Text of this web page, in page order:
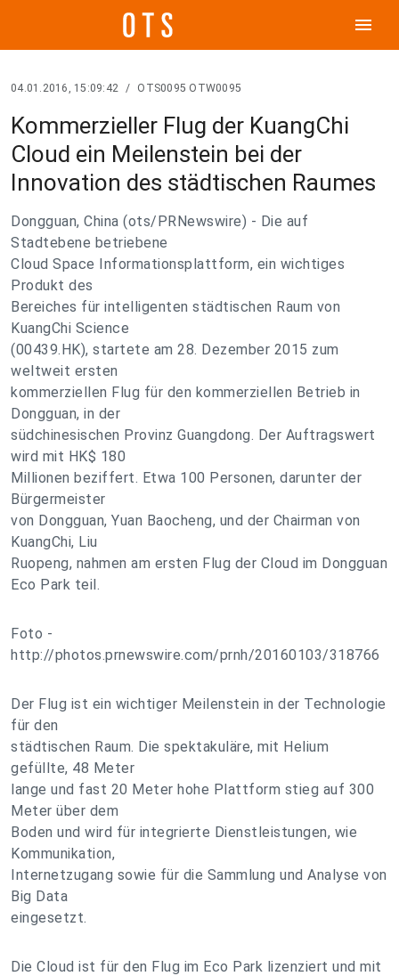
menu
04.01.2016, 15:09:42 / OTS0095 OTW0095
Kommerzieller Flug der KuangChi
Cloud ein Meilenstein bei der
Innovation des städtischen Raumes
Dongguan, China (ots/PRNewswire) - Die auf
Stadtebene betriebene
Cloud Space Informationsplattform, ein wichtiges
Produkt des
Bereiches für intelligenten städtischen Raum von
KuangChi Science
(00439.HK), startete am 28. Dezember 2015 zum
weltweit ersten
kommerziellen Flug für den kommerziellen Betrieb in
Dongguan, in der
südchinesischen Provinz Guangdong. Der Auftragswert
wird mit HK$ 180
Millionen beziffert. Etwa 100 Personen, darunter der
Bürgermeister
von Dongguan, Yuan Baocheng, und der Chairman von
KuangChi, Liu
Ruopeng, nahmen am ersten Flug der Cloud im Dongguan
Eco Park teil.
Foto -
http://photos.prnewswire.com/prnh/20160103/318766
Der Flug ist ein wichtiger Meilenstein in der Technologie
für den
städtischen Raum. Die spektakuläre, mit Helium
gefüllte, 48 Meter
lange und fast 20 Meter hohe Plattform stieg auf 300
Meter über dem
Boden und wird für integrierte Dienstleistungen, wie
Kommunikation,
Internetzugang sowie für die Sammlung und Analyse von
Big Data
eingesetzt.
Die Cloud ist für den Flug im Eco Park lizenziert und mit